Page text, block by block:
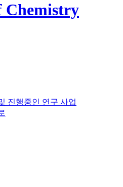
Chemistry
진행중인 연구 사업